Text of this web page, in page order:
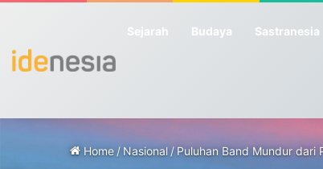
Sejarah Budaya Sastranesia
Home /Nasional /Puluhan Band Mundur dari